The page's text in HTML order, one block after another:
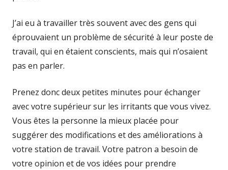
J’ai eu à travailler très souvent avec des gens qui
éprouvaient un problème de sécurité à leur poste de
travail, qui en étaient conscients, mais qui n’osaient
pas en parler.
Prenez donc deux petites minutes pour échanger
avec votre supérieur sur les irritants que vous vivez.
Vous êtes la personne la mieux placée pour
suggérer des modifications et des améliorations à
votre station de travail. Votre patron a besoin de
votre opinion et de vos idées pour prendre